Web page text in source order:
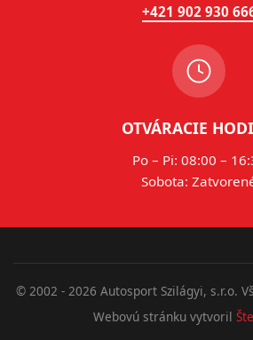
+421 902 930
OTVÁRACIE
Po – Pi: 08:00 –
Sobota:
© 2002 - 2026 Autosport Szilágyi, s.r.o.
Webovú stránku vytvoril